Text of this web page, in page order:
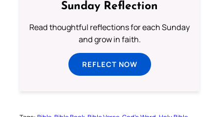
Sunday Reflection
Read thoughtful reflections for each Sunday
and grow in faith.
REFLECT NOW